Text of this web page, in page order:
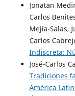
Jonatan
Carlos
Mejía-Salas,
Carlos
Indiscreta:
José-Carlos
Tradiciones
América